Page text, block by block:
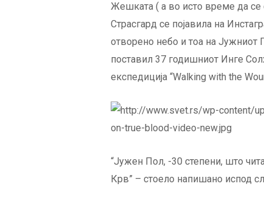
Жешката ( а во исто време да се
Страсгард се појавила на
отворено небо и тоа на Јужниот
поставил 37 годишниот Инге
експедиција “Walking with the
“Јужен Пол, -30 степени, што
Крв” – стоело напишано испод